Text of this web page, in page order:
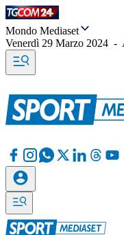
Mondo Mediaset
Venerdì 29 Marzo 2024 -